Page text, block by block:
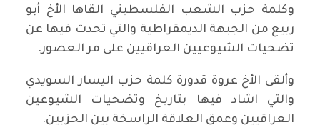
وكلمة حزب الشعب الفلسطيني القاها الأخ أبو
ربيع من الجبهة الديمقراطية والتي تحدث فيها عن
تضحيات الشيوعيين العراقيين على مر العصور.
وألقى الأخ عروة قدورة كلمة حزب اليسار السويدي
والتي اشاد فيها بتاريخ وتضحيات الشيوعين
العراقيين وعمق العلاقة الراسخة بين الحزبين.